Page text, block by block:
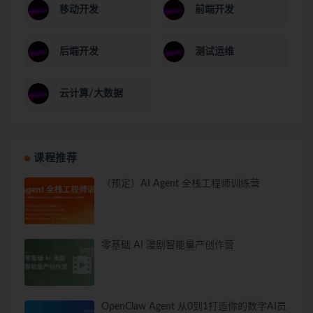
移动开发 前端开发
后端开发 测试运维
云计算/大数据
课程推荐
（预定）AI Agent 全栈工程师训练营
零基础 AI 漫剧智能量产创作营
OpenClaw Agent 从0到1打造你的数字AI员